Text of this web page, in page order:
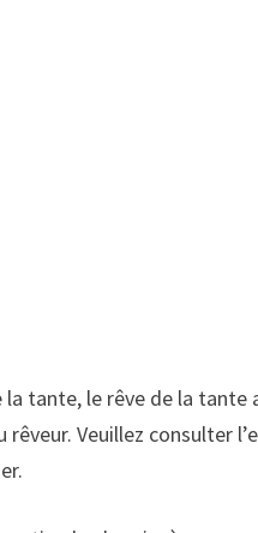
tante, le rêve de la
rêveur. Veuillez consulter